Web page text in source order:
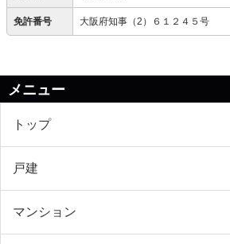
免許番号 大阪府知事（2）６１２４５号
メニュー
トップ
戸建
マンション